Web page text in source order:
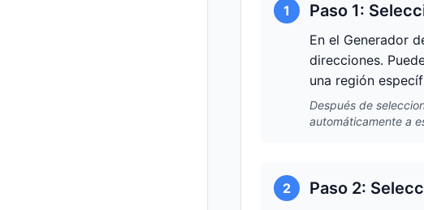
1 Paso 1:
En el Generador
direcciones.
una región
Después de
automáticamente a
2 Paso 2: